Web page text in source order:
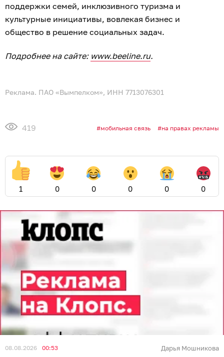
поддержки семей, инклюзивного туризма и
культурные инициативы, вовлекая бизнес и
общество в решение социальных задач.
Подробнее на сайте: www.beeline.ru.
Реклама. ПАО «Вымпелком», ИНН 7713076301
419 мобильная связь на правах рекламы
1 0 0 0 0 0
08.08.2026 00:53 Дарья Мошникова